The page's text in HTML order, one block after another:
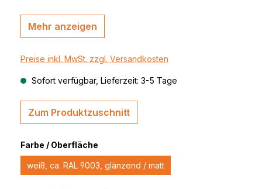
Mehr anzeigen
Preise inkl. MwSt. zzgl. Versandkosten
Sofort verfügbar, Lieferzeit: 3-5 Tage
Zum Produktzuschnitt
Farbe / Oberfläche
weiß, ca. RAL 9003, glänzend / matt